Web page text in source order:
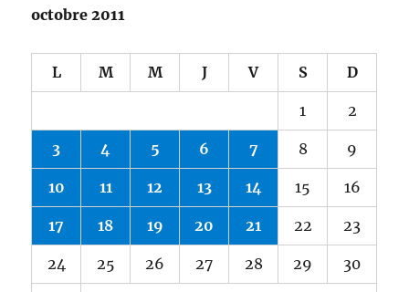
octobre 2011
L M M J V S D
1 2
3 4 5 6 7 8 9
10 11 12 13 14 15 16
17 18 19 20 21 22 23
24 25 26 27 28 29 30